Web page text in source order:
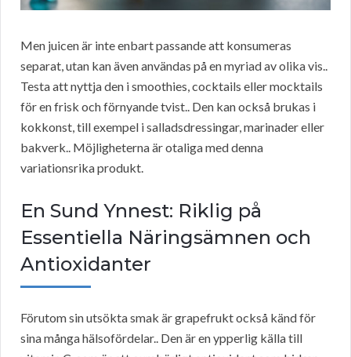
Men juicen är inte enbart passande att konsumeras
separat, utan kan även användas på en myriad av olika vis..
Testa att nyttja den i smoothies, cocktails eller mocktails
för en frisk och förnyande tvist.. Den kan också brukas i
kokkonst, till exempel i salladsdressingar, marinader eller
bakverk.. Möjligheterna är otaliga med denna
variationsrika produkt.
En Sund Ynnest: Riklig på
Essentiella Näringsämnen och
Antioxidanter
Förutom sin utsökta smak är grapefrukt också känd för
sina många hälsofördelar.. Den är en ypperlig källa till